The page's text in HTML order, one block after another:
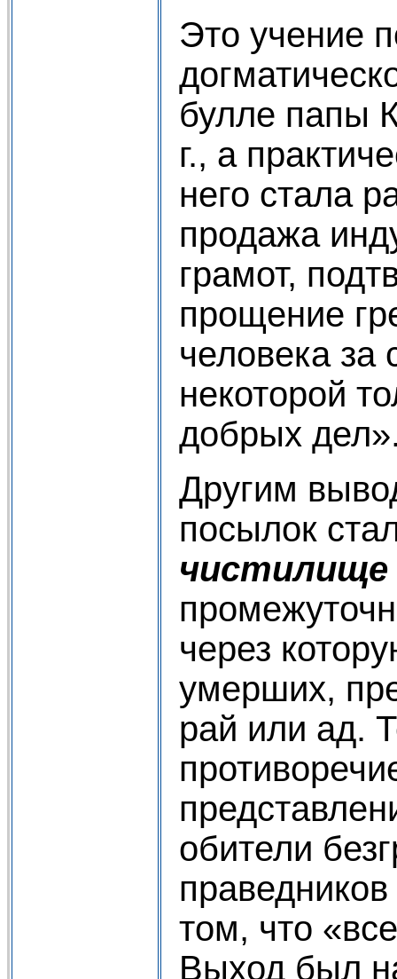
Это учение
булле папы
г., а
него стала
продажа
грамот,
прощение
человека за
некоторой
добрых
Другим
посылок
чистилище
через
умерших,
рай или ад.
обители
том, что
Выход был